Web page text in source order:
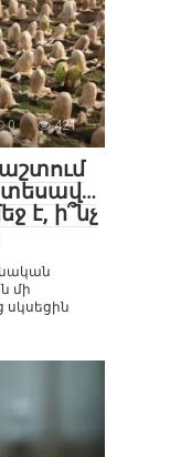
0 421
է, ի՞նչ
մի
սկսեցին